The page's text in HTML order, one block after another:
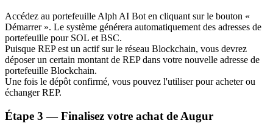
Apprenez le Staking
Découvrez comment gagner un revenu passif
Accédez au portefeuille Alph AI Bot en cliquant sur le bouton «
Démarrer ». Le système générera automatiquement des adresses de
portefeuille pour SOL et BSC.
Puisque REP est un actif sur le réseau Blockchain, vous devrez
déposer un certain montant de REP dans votre nouvelle adresse de
portefeuille Blockchain.
Une fois le dépôt confirmé, vous pouvez l'utiliser pour acheter ou
échanger REP.
Étape 3 —Finalisez votre achat de Augur